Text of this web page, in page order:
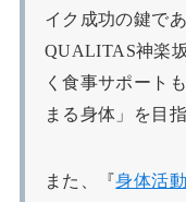
イク成功の鍵で
QUALITAS神楽
く食事サポート
まる身体」を目
また、『身体活